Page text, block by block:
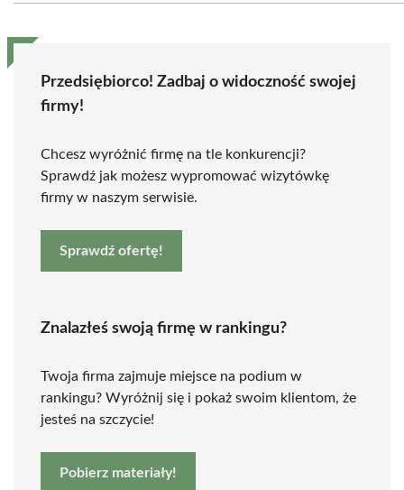
Przedsiębiorco! Zadbaj o widoczność swojej
firmy!
Chcesz wyróżnić firmę na tle konkurencji?
Sprawdź jak możesz wypromować wizytówkę
firmy w naszym serwisie.
Sprawdź ofertę!
Znalazłeś swoją firmę w rankingu?
Twoja firma zajmuje miejsce na podium w
rankingu? Wyróżnij się i pokaż swoim klientom, że
jesteś na szczycie!
Pobierz materiały!